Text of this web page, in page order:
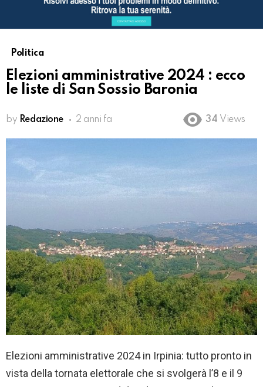
Politica
Elezioni amministrative 2024 : ecco
le liste di San Sossio Baronia
by Redazione 2 anni fa 34 Views
Elezioni amministrative 2024 in Irpinia: tutto pronto in
vista della tornata elettorale che si svolgerà l’8 e il 9